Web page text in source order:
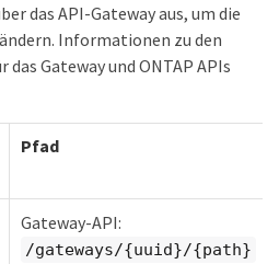
das API-Gateway aus, um die
Informationen zu den
Gateway und ONTAP APIs
Pfad
Gateway-API:
/gateways/{uuid}/{path}